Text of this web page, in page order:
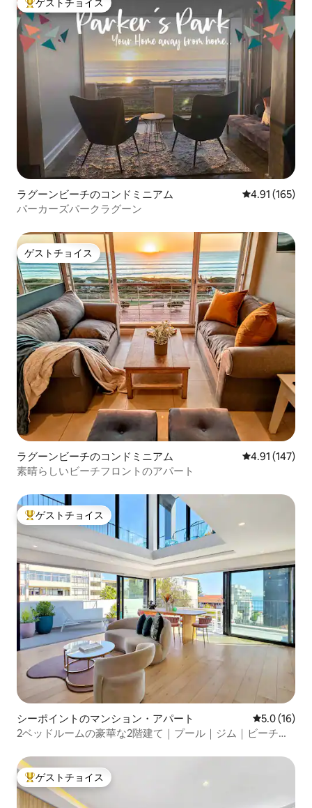
大好評のゲストチョイスです。
ゲストチョイス
ラグーンビーチのコンドミニアム レビュー165
4.91 (165)
パーカーズパークラグーン
ゲストチョイス
ゲストチョイス
ラグーンビーチのコンドミニアム レビュー147
4.91 (147)
素晴らしいビーチフロントのアパート
大好評のゲストチョイスです。
ゲストチョイス
シーポイントのマンション・アパート レビュー16
5.0 (16)
2ベッドルームの豪華な2階建て｜プール｜ジム｜ビーチま
大好評のゲストチョイスです。
ゲストチョイス